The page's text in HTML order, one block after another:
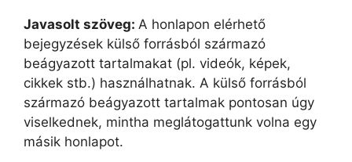
Javasolt szöveg: A honlapon elérhető
bejegyzések külső forrásból származó
beágyazott tartalmakat (pl. videók, képek,
cikkek stb.) használhatnak. A külső forrásból
származó beágyazott tartalmak pontosan úgy
viselkednek, mintha meglátogattunk volna egy
másik honlapot.